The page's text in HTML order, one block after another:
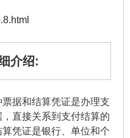
介绍:
据和结算凭证是办理支
直接关系到支付结算的
凭证是银行、单位和个